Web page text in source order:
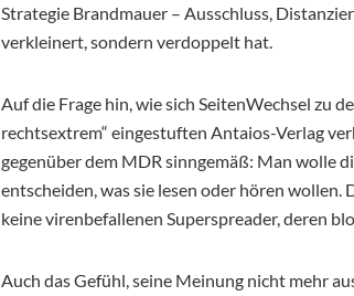
Strategie Brandmauer – Ausschluss,
verkleinert, sondern verdoppelt hat.
Auf die Frage hin, wie sich SeitenWechsel zu
rechtsextrem“ eingestuften Antaios-Verlag
gegenüber dem MDR sinngemäß: Man wolle
entscheiden, was sie lesen oder hören
keine virenbefallenen Superspreader, deren
Auch das Gefühl, seine Meinung nicht mehr